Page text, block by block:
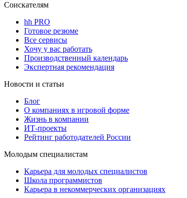
Соискателям
hh PRO
Готовое резюме
Все сервисы
Хочу у вас работать
Производственный календарь
Экспертная рекомендация
Новости и статьи
Блог
О компаниях в игровой форме
Жизнь в компании
ИТ-проекты
Рейтинг работодателей России
Молодым специалистам
Карьера для молодых специалистов
Школа программистов
Карьера в некоммерческих организациях